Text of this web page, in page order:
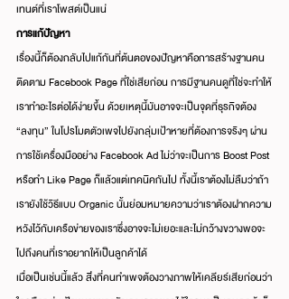
เทนต์ที่เราโพสต์เป็นแน่
การแก้ปัญหา
เรื่องนี้ก็ต้องกลับไปแก้กันที่ต้นตอของปัญหาคือการสร้างฐานคน
ติดตาม Facebook Page ที่ใช่เสียก่อน การมีฐานคนดูที่ใช่จะทำให้
เราทำอะไรต่อได้ง่ายขึ้น ด้วยเหตุนี้มันอาจจะเป็นจุดที่ธุรกิจต้อง
“ลงทุน” ในโปรโมตตัวเพจไปยังกลุ่มเป้าหายที่ต้องการจริงๆ ผ่าน
การใช้เครื่องมืออย่าง Facebook Ad ไม่ว่าจะเป็นการ Boost Post
หรือทำ Like Page ก็แล้วแต่เทคนิคกันไป ทั้งนี้เราต้องไม่ลืมว่าถ้า
เรายังใช้วิธีแบบ Organic นั้นย่อมหมายความว่าเราต้องฝากความ
หวังไว้กับเครือข่ายของเราซึ่งอาจจะไม่เยอะและไม่กว้างขวางพอจะ
ไปถึงคนที่เราอยากให้เป็นลูกค้าได้
เมื่อเป็นเช่นนี้แล้ว สิ่งที่คนทำเพจต้องวางภาพให้เคลียร์เสียก่อนว่า